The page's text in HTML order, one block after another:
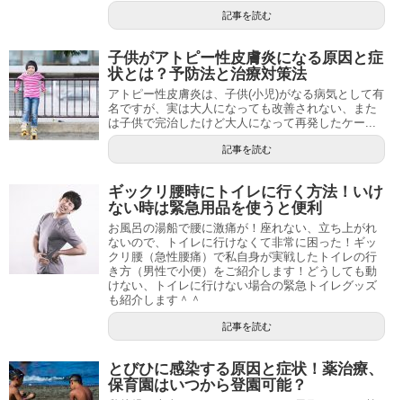
記事を読む
子供がアトピー性皮膚炎になる原因と症
状とは？予防法と治療対策法
アトピー性皮膚炎は、子供(小児)がなる病気として有
名ですが、実は大人になっても改善されない、また
は子供で完治したけど大人になって再発したケー...
記事を読む
ギックリ腰時にトイレに行く方法！いけ
ない時は緊急用品を使うと便利
お風呂の湯船で腰に激痛が！座れない、立ち上がれ
ないので、トイレに行けなくて非常に困った！ギッ
クリ腰（急性腰痛）で私自身が実戦したトイレの行
き方（男性で小便）をご紹介します！どうしても動
けない、トイレに行けない場合の緊急トイレグッズ
も紹介します＾＾
記事を読む
とびひに感染する原因と症状！薬治療、
保育園はいつから登園可能？